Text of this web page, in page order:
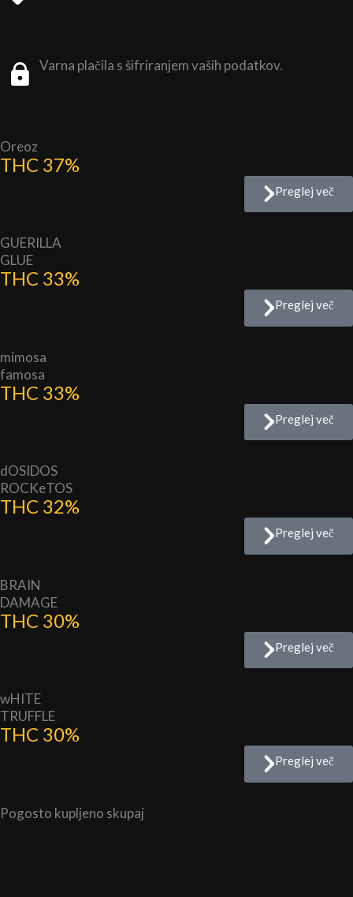
Varna plačila s šifriranjem vaših podatkov.
Oreoz
THC 37%
Preglej več
GUERILLA
GLUE
THC 33%
Preglej več
mimosa
famosa
THC 33%
Preglej več
dOSIDOS
ROCKeTOS
THC 32%
Preglej več
BRAIN
DAMAGE
THC 30%
Preglej več
wHITE
TRUFFLE
THC 30%
Preglej več
Pogosto kupljeno skupaj